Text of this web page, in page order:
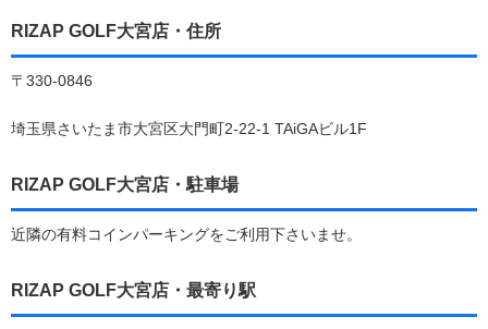
RIZAP GOLF大宮店・住所
〒330-0846
埼玉県さいたま市大宮区大門町2-22-1 TAiGAビル1F
RIZAP GOLF大宮店・駐車場
近隣の有料コインパーキングをご利用下さいませ。
RIZAP GOLF大宮店・最寄り駅